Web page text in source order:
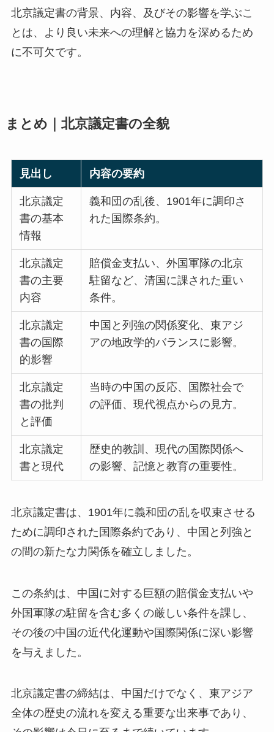
北京議定書の背景、内容、及びその影響を学ぶこ
とは、より良い未来への理解と協力を深めるため
に不可欠です。
まとめ｜北京議定書の全貌
見出し 内容の要約
北京議定
書の基本
情報
義和団の乱後、1901年に調印さ
れた国際条約。
北京議定
書の主要
内容
賠償金支払い、外国軍隊の北京
駐留など、清国に課された重い
条件。
北京議定
書の国際
的影響
中国と列強の関係変化、東アジ
アの地政学的バランスに影響。
北京議定
書の批判
と評価
当時の中国の反応、国際社会で
の評価、現代視点からの見方。
北京議定
書と現代
歴史的教訓、現代の国際関係へ
の影響、記憶と教育の重要性。
北京議定書は、1901年に義和団の乱を収束させる
ために調印された国際条約であり、中国と列強と
の間の新たな力関係を確立しました。
この条約は、中国に対する巨額の賠償金支払いや
外国軍隊の駐留を含む多くの厳しい条件を課し、
その後の中国の近代化運動や国際関係に深い影響
を与えました。
北京議定書の締結は、中国だけでなく、東アジア
全体の歴史の流れを変える重要な出来事であり、